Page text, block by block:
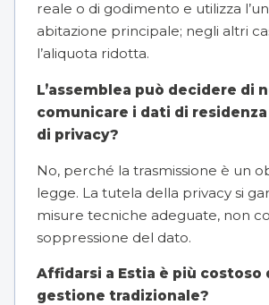
reale o di godimento e utilizza
abitazione principale; negli altri
l’aliquota ridotta.
L’assemblea può decidere di
comunicare i dati di
di privacy?
No, perché la trasmissione è un
legge. La tutela della privacy si
misure tecniche adeguate, non
soppressione del dato.
Affidarsi a Estia è più costoso
gestione tradizionale?